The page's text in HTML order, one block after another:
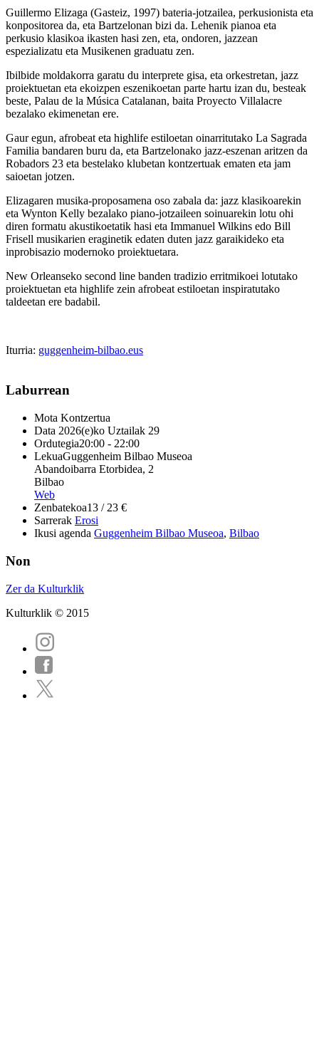
Guillermo Elizaga (Gasteiz, 1997) bateria-jotzailea, perkusionista eta
konpositorea da, eta Bartzelonan bizi da. Lehenik pianoa eta
perkusio klasikoa ikasten hasi zen, eta, ondoren, jazzean
espezializatu eta Musikenen graduatu zen.
Ibilbide moldakorra garatu du interprete gisa, eta orkestretan, jazz
proiektuetan eta ekoizpen eszenikoetan parte hartu izan du, besteak
beste, Palau de la Música Catalanan, baita Proyecto Villalacre
bezalako ekimenetan ere.
Gaur egun, afrobeat eta highlife estiloetan oinarritutako La Sagrada
Familia bandaren buru da, eta Bartzelonako jazz-eszenan aritzen da
Robadors 23 eta bestelako klubetan kontzertuak ematen eta jam
saioetan jotzen.
Elizagaren musika-proposamena oso zabala da: jazz klasikoarekin
eta Wynton Kelly bezalako piano-jotzaileen soinuarekin lotu ohi
diren formatu akustikoetatik hasi eta Immanuel Wilkins edo Bill
Frisell musikarien eraginetik edaten duten jazz garaikideko eta
inprobisazio modernoko proiektuetara.
New Orleanseko second line banden tradizio erritmikoei lotutako
proiektuetan eta highlife zein afrobeat estiloetan inspiratutako
taldeetan ere badabil.
Iturria: guggenheim-bilbao.eus
Laburrean
Mota Kontzertua
Data 2026(e)ko Uztailak 29
Ordutegia20:00 - 22:00
LekuaGuggenheim Bilbao Museoa
Abandoibarra Etorbidea, 2
Bilbao
Web
Zenbatekoa13 / 23 €
Sarrerak Erosi
Ikusi agenda Guggenheim Bilbao Museoa, Bilbao
Non
Zer da Kulturklik
Kulturklik © 2015